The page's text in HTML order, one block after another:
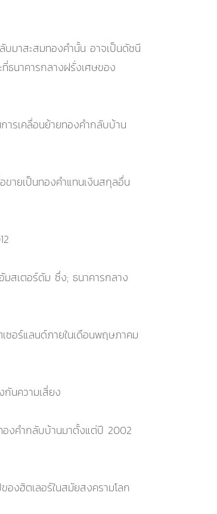
บมาสะสมทองคำนั้น อาจเป็นดัชนี
ธนาคารกลางฝรั่งเศษของ
ารเคลื่อนย้ายทองคำกลับบ้าน
ขายเป็นทองคำแทนเงินสกุลอื่น
สเตอร์ดัม ซึ่ง; ธนาคารกลาง
อร์แลนด์ภายในเดือนพฤษภาคม
นความเสี่ยง
องคำกลับบ้านมาตั้งแต่ปี 2002
องฮิตเลอร์ในสมัยสงครามโลก